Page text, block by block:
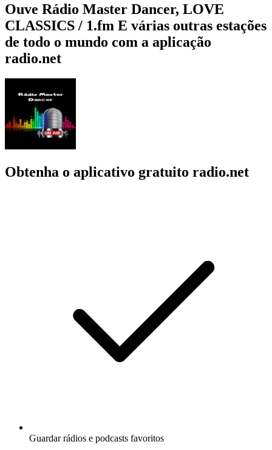
Ouve Rádio Master Dancer, LOVE
CLASSICS / 1.fm E várias outras estações
de todo o mundo com a aplicação
radio.net
Obtenha o aplicativo gratuito radio.net
Guardar rádios e podcasts favoritos